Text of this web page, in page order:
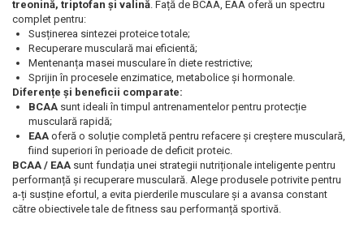
treonină, triptofan și valină. Față de BCAA, EAA oferă un spectru
complet pentru:
Susținerea sintezei proteice totale;
Recuperare musculară mai eficientă;
Mentenanța masei musculare în diete restrictive;
Sprijin în procesele enzimatice, metabolice și hormonale.
Diferențe și beneficii comparate:
BCAA sunt ideali în timpul antrenamentelor pentru protecție
musculară rapidă;
EAA oferă o soluție completă pentru refacere și creștere musculară,
fiind superiori în perioade de deficit proteic.
BCAA / EAA sunt fundația unei strategii nutriționale inteligente pentru
performanță și recuperare musculară. Alege produsele potrivite pentru
a-ți susține efortul, a evita pierderile musculare și a avansa constant
către obiectivele tale de fitness sau performanță sportivă.